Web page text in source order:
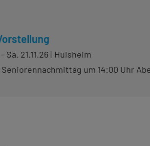
Sa. 21.11.26 Huisheim
um 14:00 Uhr